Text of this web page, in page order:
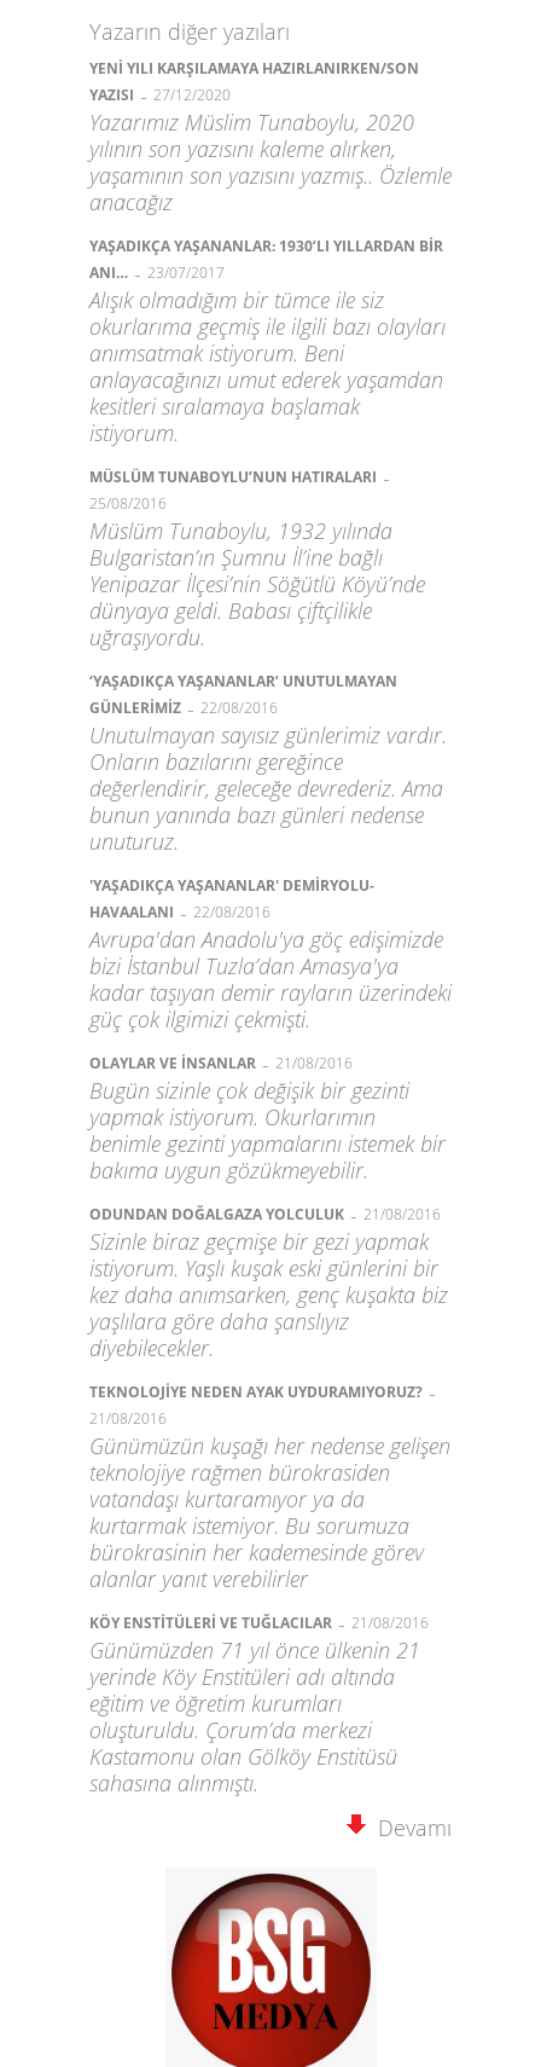
Yazarın diğer yazıları
YENİ YILI KARŞILAMAYA HAZIRLANIRKEN/SON
YAZISI - 27/12/2020
Yazarımız Müslim Tunaboylu, 2020
yılının son yazısını kaleme alırken,
yaşamının son yazısını yazmış.. Özlemle
anacağız
YAŞADIKÇA YAŞANANLAR: 1930’LI YILLARDAN BİR
ANI… - 23/07/2017
Alışık olmadığım bir tümce ile siz
okurlarıma geçmiş ile ilgili bazı olayları
anımsatmak istiyorum. Beni
anlayacağınızı umut ederek yaşamdan
kesitleri sıralamaya başlamak
istiyorum.
MÜSLÜM TUNABOYLU’NUN HATIRALARI -
25/08/2016
Müslüm Tunaboylu, 1932 yılında
Bulgaristan’ın Şumnu İl’ine bağlı
Yenipazar İlçesi’nin Söğütlü Köyü’nde
dünyaya geldi. Babası çiftçilikle
uğraşıyordu.
‘YAŞADIKÇA YAŞANANLAR’ UNUTULMAYAN
GÜNLERİMİZ - 22/08/2016
Unutulmayan sayısız günlerimiz vardır.
Onların bazılarını gereğince
değerlendirir, geleceğe devrederiz. Ama
bunun yanında bazı günleri nedense
unuturuz.
'YAŞADIKÇA YAŞANANLAR' DEMİRYOLU-
HAVAALANI - 22/08/2016
Avrupa'dan Anadolu'ya göç edişimizde
bizi İstanbul Tuzla’dan Amasya'ya
kadar taşıyan demir rayların üzerindeki
güç çok ilgimizi çekmişti.
OLAYLAR VE İNSANLAR - 21/08/2016
Bugün sizinle çok değişik bir gezinti
yapmak istiyorum. Okurlarımın
benimle gezinti yapmalarını istemek bir
bakıma uygun gözükmeyebilir.
ODUNDAN DOĞALGAZA YOLCULUK - 21/08/2016
Sizinle biraz geçmişe bir gezi yapmak
istiyorum. Yaşlı kuşak eski günlerini bir
kez daha anımsarken, genç kuşakta biz
yaşlılara göre daha şanslıyız
diyebilecekler.
TEKNOLOJİYE NEDEN AYAK UYDURAMIYORUZ? -
21/08/2016
Günümüzün kuşağı her nedense gelişen
teknolojiye rağmen bürokrasiden
vatandaşı kurtaramıyor ya da
kurtarmak istemiyor. Bu sorumuza
bürokrasinin her kademesinde görev
alanlar yanıt verebilirler
KÖY ENSTİTÜLERİ VE TUĞLACILAR - 21/08/2016
Günümüzden 71 yıl önce ülkenin 21
yerinde Köy Enstitüleri adı altında
eğitim ve öğretim kurumları
oluşturuldu. Çorum’da merkezi
Kastamonu olan Gölköy Enstitüsü
sahasına alınmıştı.
Devamı